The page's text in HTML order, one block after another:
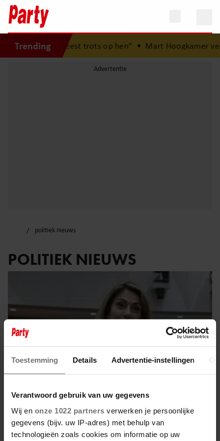
Toestemming Details Advertentie-instellingen
Verantwoord gebruik van uw gegevens
Wij en onze 1022 partners verwerken je persoonlijke
gegevens (bijv. uw IP-adres) met behulp van
technologieën zoals cookies om informatie op uw
Trending
“Ik ben het meest trots op hen”•Mart Hoogkamer
politiek nieuws
POLITIEK NIEUWS
4 juni 2025